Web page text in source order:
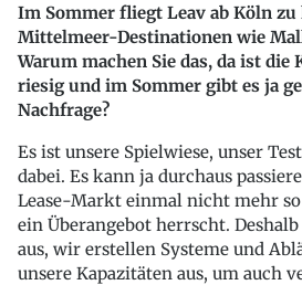
Im Sommer fliegt Leav ab Köln zu
Mittelmeer-Destinationen wie
Warum machen Sie das, da ist die
riesig und im Sommer gibt es ja
Nachfrage?
Es ist unsere Spielwiese, unser
dabei. Es kann ja durchaus
Lease-Markt einmal nicht mehr
ein Überangebot herrscht.
aus, wir erstellen Systeme und
unsere Kapazitäten aus, um auch